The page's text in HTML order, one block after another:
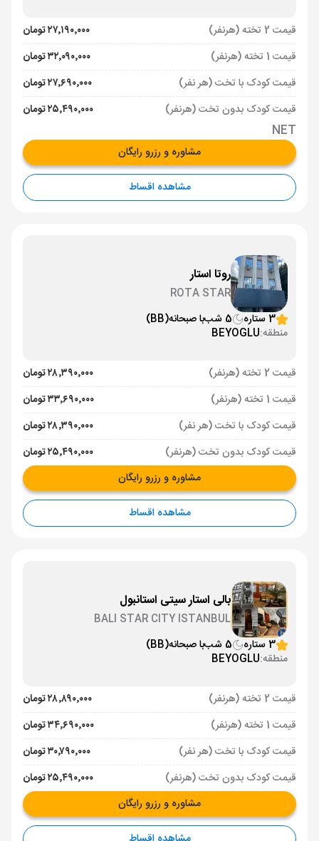
قیمت 2 تخته (هرنفر)
۲۷٬۱۹۰٬۰۰۰ تومان
قیمت 1 تخته (هرنفر)
۳۲٬۰۹۰٬۰۰۰ تومان
قیمت کودک با تخت (هر نفر)
۲۷٬۶۹۰٬۰۰۰ تومان
قیمت کودک بدون تخت (هرنفر)
۲۵٬۴۹۰٬۰۰۰ تومان
NET
مشاوره و رزرو رایگان
مشاهده اقساط
روتا استار
ROTA STAR
3 ستاره
5 شب با صبحانه(BB)
منطقه:BEYOGLU
قیمت 2 تخته (هرنفر)
۲۸٬۳۹۰٬۰۰۰ تومان
قیمت 1 تخته (هرنفر)
۳۳٬۶۹۰٬۰۰۰ تومان
قیمت کودک با تخت (هر نفر)
۲۸٬۳۹۰٬۰۰۰ تومان
قیمت کودک بدون تخت (هرنفر)
۲۵٬۴۹۰٬۰۰۰ تومان
مشاوره و رزرو رایگان
مشاهده اقساط
بالی استار سیتی استانبول
BALI STAR CITY ISTANBUL
3 ستاره
5 شب با صبحانه(BB)
منطقه:BEYOGLU
قیمت 2 تخته (هرنفر)
۲۸٬۸۹۰٬۰۰۰ تومان
قیمت 1 تخته (هرنفر)
۳۴٬۶۹۰٬۰۰۰ تومان
قیمت کودک با تخت (هر نفر)
۳۰٬۷۹۰٬۰۰۰ تومان
قیمت کودک بدون تخت (هرنفر)
۲۵٬۴۹۰٬۰۰۰ تومان
مشاوره و رزرو رایگان